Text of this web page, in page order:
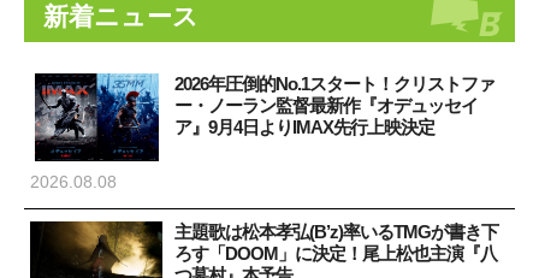
新着ニュース
2026年圧倒的No.1スタート！クリストファ
ー・ノーラン監督最新作『オデュッセイ
ア』9月4日よりIMAX先行上映決定
2026.08.08
主題歌は松本孝弘(B’z)率いるTMGが書き下
ろす「DOOM」に決定！尾上松也主演『八